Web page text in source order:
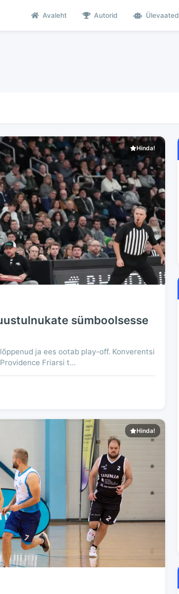
Avaleht Autorid Ülevaated
Hinda!
sümboolsesse
ja ees ootab play-off. Konverentsi
Friarsi t...
Hinda!